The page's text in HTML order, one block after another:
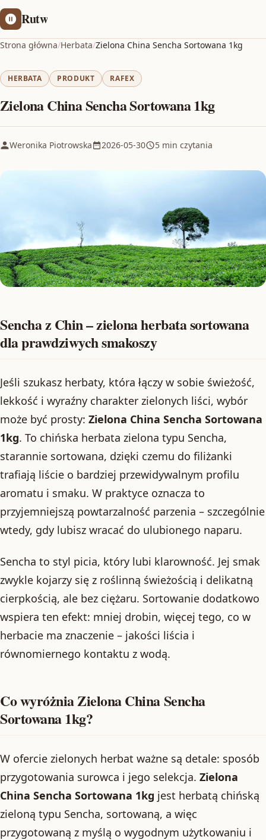
Rutw
Strona główna/Herbata/Zielona China Sencha Sortowana 1kg
HERBATA PRODUKT RAFEX
Zielona China Sencha Sortowana 1kg
Weronika Piotrowska 2026-05-30 5 min czytania
Sencha z Chin – zielona herbata sortowana
dla prawdziwych smakoszy
Jeśli szukasz herbaty, która łączy w sobie świeżość,
lekkość i wyraźny charakter zielonych liści, wybór
może być prosty: Zielona China Sencha Sortowana
1kg. To chińska herbata zielona typu Sencha,
starannie sortowana, dzięki czemu do filiżanki
trafiają liście o bardziej przewidywalnym profilu
aromatu i smaku. W praktyce oznacza to
przyjemniejszą powtarzalność parzenia – szczególnie
wtedy, gdy lubisz wracać do ulubionego naparu.
Sencha to styl picia, który lubi klarowność. Jej smak
zwykle kojarzy się z roślinną świeżością i delikatną
cierpkością, ale bez ciężaru. Sortowanie dodatkowo
wspiera ten efekt: mniej drobin, więcej tego, co w
herbacie ma znaczenie – jakości liścia i
równomiernego kontaktu z wodą.
Co wyróżnia Zielona China Sencha
Sortowana 1kg?
W ofercie zielonych herbat ważne są detale: sposób
przygotowania surowca i jego selekcja. Zielona
China Sencha Sortowana 1kg jest herbatą chińską
zieloną typu Sencha, sortowaną, a więc
przygotowaną z myślą o wygodnym użytkowaniu i